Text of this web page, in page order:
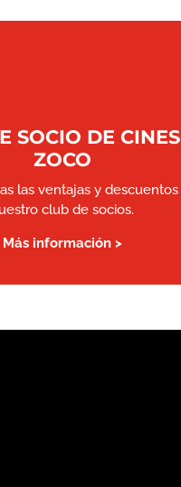
SOCIO DE CINES
ZOCO
las ventajas y
club de socios.
Más información >